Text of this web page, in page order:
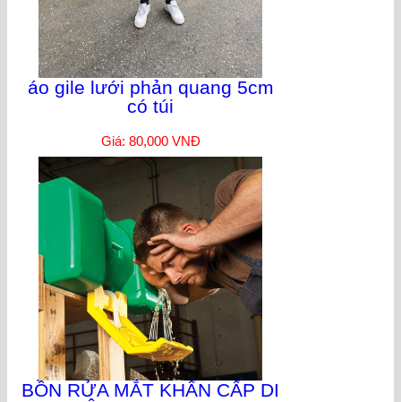
áo gile lưới phản quang 5cm
có túi
Giá: 80,000 VNĐ
BỒN RỬA MẮT KHẨN CẤP DI